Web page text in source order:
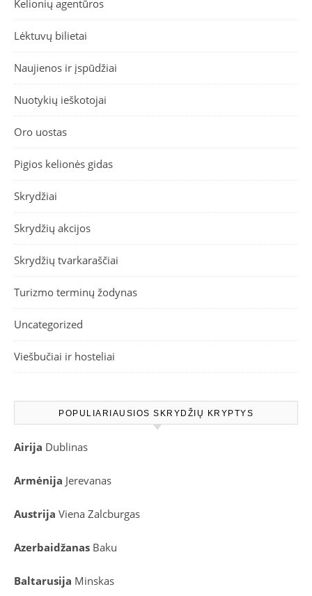
Kelionių agentūros
Lėktuvų bilietai
Naujienos ir įspūdžiai
Nuotykių ieškotojai
Oro uostas
Pigios kelionės gidas
Skrydžiai
Skrydžių akcijos
Skrydžių tvarkaraščiai
Turizmo terminų žodynas
Uncategorized
Viešbučiai ir hosteliai
POPULIARIAUSIOS SKRYDŽIŲ KRYPTYS
Airija Dublinas
Armėnija Jerevanas
Austrija Viena Zalcburgas
Azerbaidžanas Baku
Baltarusija Minskas